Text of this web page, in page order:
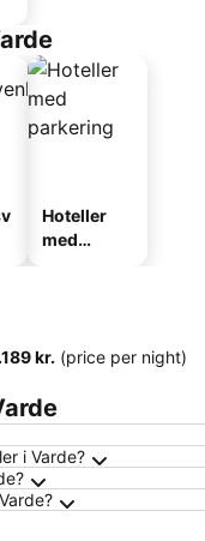
Hoteller
med
kr. (price per night)
i Varde?